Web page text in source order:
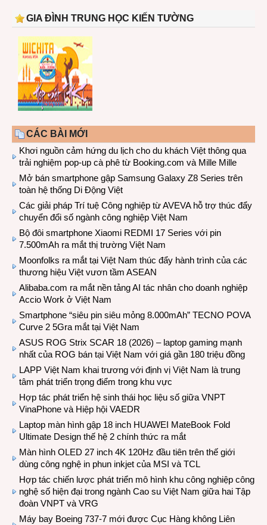
GIA ĐÌNH TRUNG HỌC KIẾN TƯỜNG
CÁC BÀI MỚI
Khơi nguồn cảm hứng du lịch cho du khách Việt thông qua
trải nghiệm pop-up cà phê từ Booking.com và Mille Mille
Mở bán smartphone gập Samsung Galaxy Z8 Series trên
toàn hệ thống Di Động Việt
Các giải pháp Trí tuệ Công nghiệp từ AVEVA hỗ trợ thúc đẩy
chuyển đổi số ngành công nghiệp Việt Nam
Bộ đôi smartphone Xiaomi REDMI 17 Series với pin
7.500mAh ra mắt thị trường Việt Nam
Moonfolks ra mắt tại Việt Nam thúc đẩy hành trình của các
thương hiệu Việt vươn tầm ASEAN
Alibaba.com ra mắt nền tảng AI tác nhân cho doanh nghiệp
Accio Work ở Việt Nam
Smartphone “siêu pin siêu mỏng 8.000mAh” TECNO POVA
Curve 2 5Gra mắt tại Việt Nam
ASUS ROG Strix SCAR 18 (2026) – laptop gaming mạnh
nhất của ROG bán tại Việt Nam với giá gần 180 triệu đồng
LAPP Việt Nam khai trương với định vị Việt Nam là trung
tâm phát triển trọng điểm trong khu vực
Hợp tác phát triển hệ sinh thái học liệu số giữa VNPT
VinaPhone và Hiệp hội VAEDR
Laptop màn hình gập 18 inch HUAWEI MateBook Fold
Ultimate Design thế hệ 2 chính thức ra mắt
Màn hình OLED 27 inch 4K 120Hz đầu tiên trên thế giới
dùng công nghệ in phun inkjet của MSI và TCL
Hợp tác chiến lược phát triển mô hình khu công nghiệp công
nghệ số hiện đại trong ngành Cao su Việt Nam giữa hai Tập
đoàn VNPT và VRG
Máy bay Boeing 737-7 mới được Cục Hàng không Liên